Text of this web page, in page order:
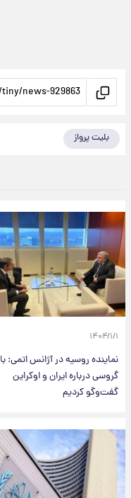
بلیت پرواز
۱۴۰۴/۱/۱
نماینده روسیه در آژانس اتمی: با
گروسی درباره ایران و اوکراین
گفت‌وگو کردیم